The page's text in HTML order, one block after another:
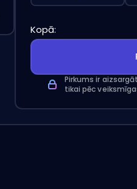
Kopā:
Pirkums ir
tikai pēc